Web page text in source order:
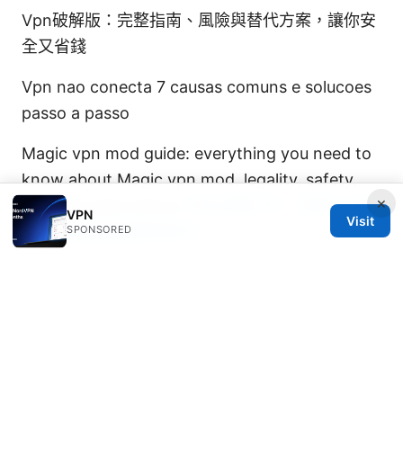
Vpn破解版：完整指南、風險與替代方案，讓你安
全又省錢
Vpn nao conecta 7 causas comuns e solucoes
passo a passo
Magic vpn mod guide: everything you need to
know about Magic vpn mod, legality, safety,
and legit alternatives
手机设置VPN：快速上手指
南、最佳實踐與實用技巧
×
VPN
SPONSORED
Visit